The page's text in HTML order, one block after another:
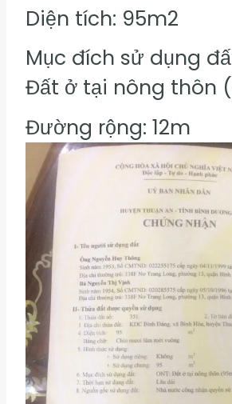
Diện tích: 95m2
Mục đích sử dụng
Đất ở tại nông thôn
Đường rộng: 12m